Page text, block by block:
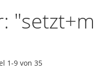
1-9von 35